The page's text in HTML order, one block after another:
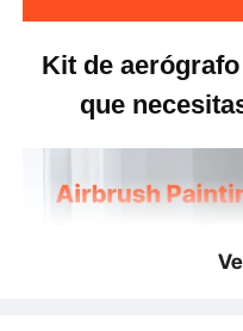
Kit de
que